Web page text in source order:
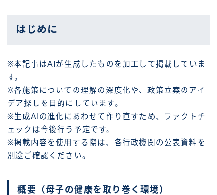
はじめに
※本記事はAIが生成したものを加工して掲載していま
す。
※各施策についての理解の深度化や、政策立案のアイ
デア探しを目的にしています。
※生成AIの進化にあわせて作り直すため、ファクトチ
ェックは今後行う予定です。
※掲載内容を使用する際は、各行政機関の公表資料を
別途ご確認ください。
概要（母子の健康を取り巻く環境）